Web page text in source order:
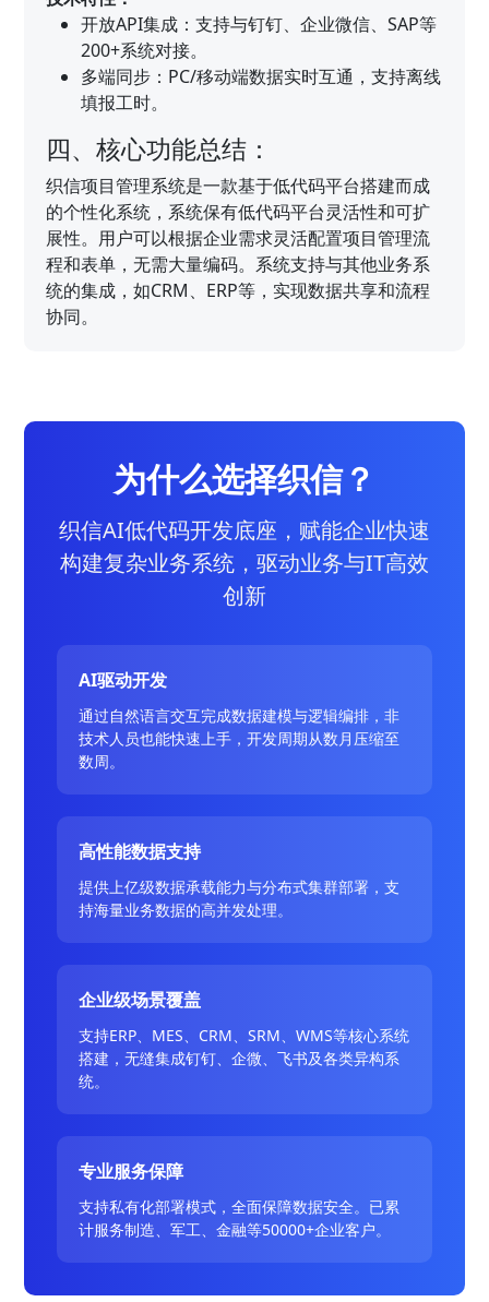
开放API集成：支持与钉钉、企业微信、SAP等
200+系统对接。
多端同步：PC/移动端数据实时互通，支持离线
填报工时。
四、核心功能总结：
织信项目管理系统是一款基于低代码平台搭建而成
的个性化系统，系统保有低代码平台灵活性和可扩
展性。用户可以根据企业需求灵活配置项目管理流
程和表单，无需大量编码。系统支持与其他业务系
统的集成，如CRM、ERP等，实现数据共享和流程
协同。
为什么选择织信？
织信AI低代码开发底座，赋能企业快速
构建复杂业务系统，驱动业务与IT高效
创新
AI驱动开发
通过自然语言交互完成数据建模与逻辑编排，非
技术人员也能快速上手，开发周期从数月压缩至
数周。
高性能数据支持
提供上亿级数据承载能力与分布式集群部署，支
持海量业务数据的高并发处理。
企业级场景覆盖
支持ERP、MES、CRM、SRM、WMS等核心系统
搭建，无缝集成钉钉、企微、飞书及各类异构系
统。
专业服务保障
支持私有化部署模式，全面保障数据安全。已累
计服务制造、军工、金融等50000+企业客户。